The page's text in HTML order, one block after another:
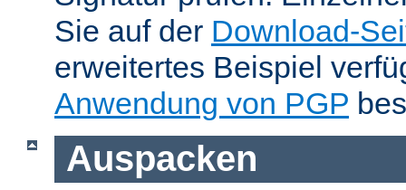
Sie auf der Download-
erweitertes Beispiel
Anwendung von PGP
Auspacken